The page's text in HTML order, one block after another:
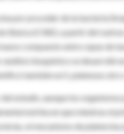
por proceder de la bacteria
Básica (CIBE), a partir del
compuesto entre cepas de
bioquímico se desarrolló
también en S. platenses
del estudio, aunque los
estriba en que mientras el
el mecanismo de